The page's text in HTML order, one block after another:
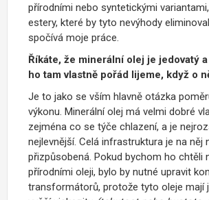
přírodními nebo syntetickými
estery, které by tyto nevýhody
spočívá moje práce.
Říkáte, že minerální olej je jedovatý
ho tam vlastně pořád lijeme, když o
Je to jako se vším hlavně otázka
výkonu. Minerální olej má velmi dobré
zejména co se týče chlazení, a je
nejlevnější. Celá infrastruktura je na něj
přizpůsobená. Pokud bychom ho chtěli
přírodními oleji, bylo by nutné upravit
transformátorů, protože tyto oleje mají